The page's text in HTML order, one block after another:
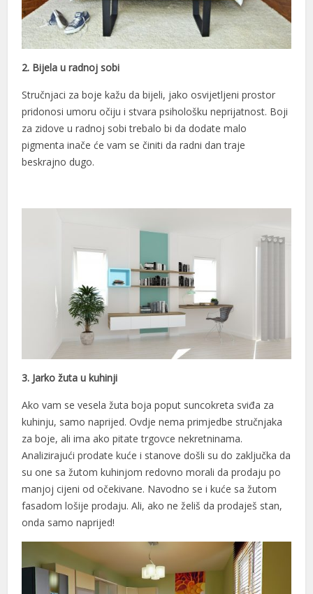
2. Bijela u radnoj sobi
Stručnjaci za boje kažu da bijeli, jako osvijetljeni prostor
pridonosi umoru očiju i stvara psihološku neprijatnost. Boji
za zidove u radnoj sobi trebalo bi da dodate malo
pigmenta inače će vam se činiti da radni dan traje
beskrajno dugo.
3. Jarko žuta u kuhinji
Ako vam se vesela žuta boja poput suncokreta sviđa za
kuhinju, samo naprijed. Ovdje nema primjedbe stručnjaka
za boje, ali ima ako pitate trgovce nekretninama.
Analizirajući prodate kuće i stanove došli su do zaključka da
su one sa žutom kuhinjom redovno morali da prodaju po
manjoj cijeni od očekivane. Navodno se i kuće sa žutom
fasadom lošije prodaju. Ali, ako ne želiš da prodaješ stan,
onda samo naprijed!